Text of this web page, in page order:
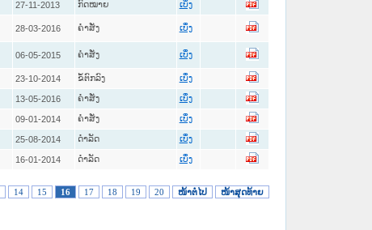
27-11-2013 ກົດໝາຍ ເບິ່ງ
28-03-2016 ຄໍາສັ່ງ ເບິ່ງ
06-05-2015 ຄໍາສັ່ງ ເບິ່ງ
23-10-2014 ຂໍ້ຕົກລົງ ເບິ່ງ
13-05-2016 ຄໍາສັ່ງ ເບິ່ງ
09-01-2014 ຄໍາສັ່ງ ເບິ່ງ
25-08-2014 ດໍາລັດ ເບິ່ງ
16-01-2014 ດໍາລັດ ເບິ່ງ
14 15 16 17 18 19 20 ໜ້າຕໍ່ໄປ ໜ້າສຸດທ້າຍ